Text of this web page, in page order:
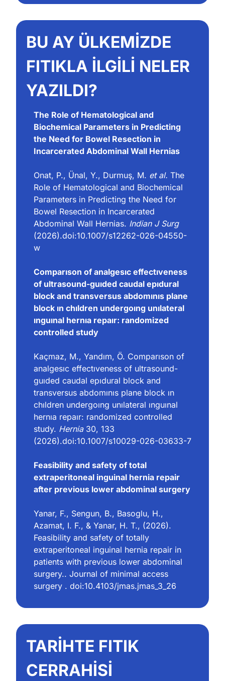
BU AY ÜLKEMİZDE
FITIKLA İLGİLİ NELER
YAZILDI?
The Role of Hematological and
Biochemical Parameters in Predicting
the Need for Bowel Resection in
Incarcerated Abdominal Wall Hernias
Onat, P., Ünal, Y., Durmuş, M. et al. The
Role of Hematological and Biochemical
Parameters in Predicting the Need for
Bowel Resection in Incarcerated
Abdominal Wall Hernias. Indian J Surg
(2026).doi:10.1007/s12262-026-04550-
w
Comparıson of analgesıc effectıveness
of ultrasound-guıded caudal epıdural
block and transversus abdomınıs plane
block ın chıldren undergoıng unılateral
ınguınal hernıa repaır: randomized
controlled study
Kaçmaz, M., Yandım, Ö. Comparıson of
analgesıc effectıveness of ultrasound-
guıded caudal epıdural block and
transversus abdomınıs plane block ın
chıldren undergoıng unılateral ınguınal
hernıa repaır: randomized controlled
study. Hernia 30, 133
(2026).doi:10.1007/s10029-026-03633-7
Feasibility and safety of total
extraperitoneal inguinal hernia repair
after previous lower abdominal surgery
Yanar, F., Sengun, B., Basoglu, H.,
Azamat, I. F., & Yanar, H. T., (2026).
Feasibility and safety of totally
extraperitoneal inguinal hernia repair in
patients with previous lower abdominal
surgery.. Journal of minimal access
surgery . doi:10.4103/jmas.jmas_3_26
TARİHTE FITIK
CERRAHİSİ